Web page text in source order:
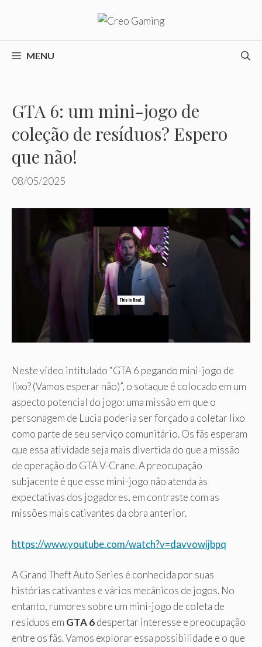
o
conteúdoMENU
GTA 6: um mini-jogo de
coleção de resíduos? Espero
que não!
08/05/2025
Neste vídeo intitulado “GTA 6 pegando mini-jogo de
lixo? (Vamos esperar não)”, o sotaque é colocado em um
aspecto potencial do jogo: uma missão em que o
personagem de Lucia poderia ser forçado a coletar lixo
como parte de seu serviço comunitário. Os fãs esperam
que essa atividade seja mais divertida do que a missão
de operação do GTA V-Crane. A preocupação
subjacente é que esse mini-jogo não atenda às
expectativas dos jogadores, em contraste com as
missões mais cativantes da obra anterior.
https://www.youtube.com/watch?v=davvowijbpq
A Grand Theft Auto Series é conhecida por suas
histórias cativantes e vários mecânicos de jogos. No
entanto, rumores sobre um mini-jogo de coleta de
resíduos em GTA 6despertar interesse e preocupação
entre os fãs. Vamos explorar essa possibilidade e o que